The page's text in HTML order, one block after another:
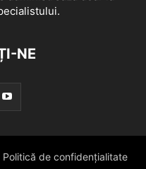
NE
Politică de confidențialitate